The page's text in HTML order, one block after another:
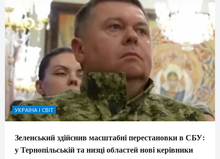
УКРАЇНА І СВІТ
Зеленський здійснив масштабні перестановки в СБУ:
у Тернопільській та низці областей нові керівники